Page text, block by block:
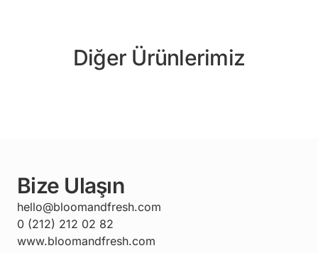
Diğer Ürünlerimiz
Bize Ulaşın
hello@bloomandfresh.com
0 (212) 212 02 82
www.bloomandfresh.com